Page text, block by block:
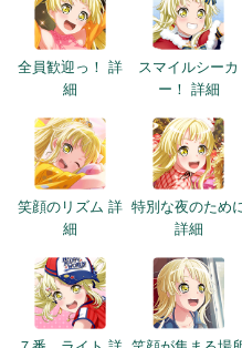
全員歓迎っ！ 詳
細
スマイルシーカ
ー！ 詳細
笑顔のリズム 詳
細
特別な夜のため
詳細